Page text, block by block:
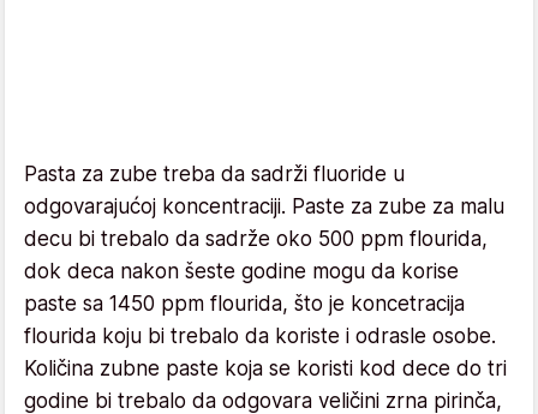
Pasta za zube treba da sadrži fluoride u
odgovarajućoj koncentraciji. Paste za zube za malu
decu bi trebalo da sadrže oko 500 ppm flourida,
dok deca nakon šeste godine mogu da korise
paste sa 1450 ppm flourida, što je koncetracija
flourida koju bi trebalo da koriste i odrasle osobe.
Količina zubne paste koja se koristi kod dece do tri
godine bi trebalo da odgovara veličini zrna pirinča,